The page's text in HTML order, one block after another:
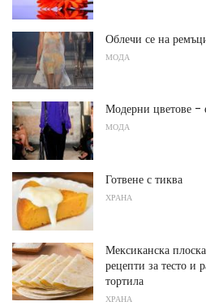
Облечи се на
МОДА
Модерни цветове -
МОДА
Готвене с тиква
ХРАНА
Мексиканска
рецепти за тесто и
тортила
ХРАНА